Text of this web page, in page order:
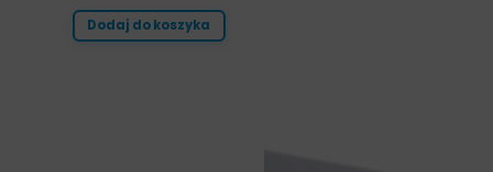
Dodaj do koszyka